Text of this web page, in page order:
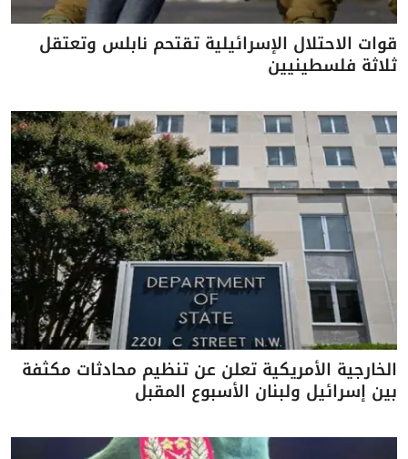
قوات الاحتلال الإسرائيلية تقتحم نابلس وتعتقل
ثلاثة فلسطينيين
الخارجية الأمريكية تعلن عن تنظيم محادثات مكثفة
بين إسرائيل ولبنان الأسبوع المقبل